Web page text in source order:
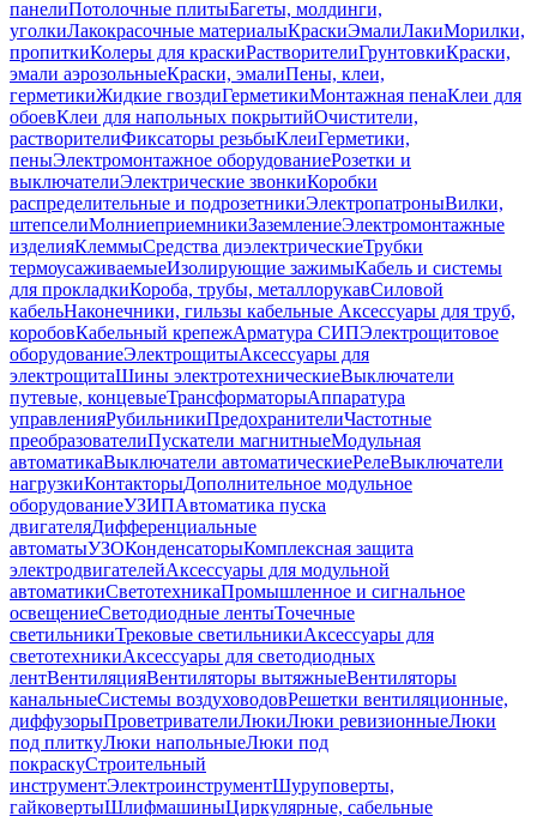
панелиПотолочные плитыБагеты, молдинги,
уголкиЛакокрасочные материалыКраскиЭмалиЛакиМорилки,
пропиткиКолеры для краскиРастворителиГрунтовкиКраски,
эмали аэрозольныеКраски, эмалиПены, клеи,
герметикиЖидкие гвоздиГерметикиМонтажная пенаКлеи для
обоевКлеи для напольных покрытийОчистители,
растворителиФиксаторы резьбыКлеиГерметики,
пеныЭлектромонтажное оборудованиеРозетки и
выключателиЭлектрические звонкиКоробки
распределительные и подрозетникиЭлектропатроныВилки,
штепселиМолниеприемникиЗаземлениеЭлектромонтажные
изделияКлеммыСредства диэлектрическиеТрубки
термоусаживаемыеИзолирующие зажимыКабель и системы
для прокладкиКороба, трубы, металлорукавСиловой
кабельНаконечники, гильзы кабельные Аксессуары для труб,
коробовКабельный крепежАрматура СИПЭлектрощитовое
оборудованиеЭлектрощитыАксессуары для
электрощитаШины электротехническиеВыключатели
путевые, концевыеТрансформаторыАппаратура
управленияРубильникиПредохранителиЧастотные
преобразователиПускатели магнитныеМодульная
автоматикаВыключатели автоматическиеРелеВыключатели
нагрузкиКонтакторыДополнительное модульное
оборудованиеУЗИПАвтоматика пуска
двигателяДифференциальные
автоматыУЗОКонденсаторыКомплексная защита
электродвигателейАксессуары для модульной
автоматикиСветотехникаПромышленное и сигнальное
освещениеСветодиодные лентыТочечные
светильникиТрековые светильникиАксессуары для
светотехникиАксессуары для светодиодных
лентВентиляцияВентиляторы вытяжныеВентиляторы
канальныеСистемы воздуховодовРешетки вентиляционные,
диффузорыПроветривателиЛюкиЛюки ревизионныеЛюки
под плиткуЛюки напольныеЛюки под
покраскуСтроительный
инструментЭлектроинструментШуруповерты,
гайковертыШлифмашиныЦиркулярные, сабельные